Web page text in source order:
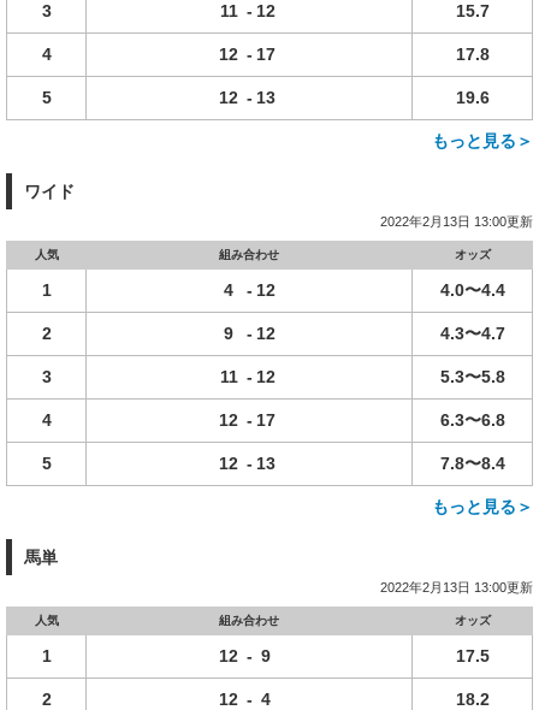
3 11 - 12 15.7
4 12 - 17 17.8
5 12 - 13 19.6
もっと見る＞
ワイド
2022年2月13日 13:00更新
人気 組み合わせ オッズ
1 4 - 12 4.0〜4.4
2 9 - 12 4.3〜4.7
3 11 - 12 5.3〜5.8
4 12 - 17 6.3〜6.8
5 12 - 13 7.8〜8.4
もっと見る＞
馬単
2022年2月13日 13:00更新
人気 組み合わせ オッズ
1 12 - 9 17.5
2 12 - 4 18.2